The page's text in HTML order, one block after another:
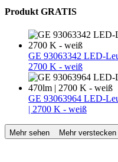
Produkt GRATIS
GE 93063342 LED-
2700 K - weiß
GE 93063964 LED-
| 2700 K - weiß
Mehr sehen Mehr verstecken